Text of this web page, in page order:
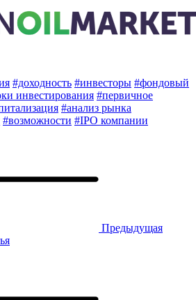
#доходность #инвесторы #фондовый
инвестирования #первичное
#анализ рынка
#возможноcти #IPO компании
Предыдущая